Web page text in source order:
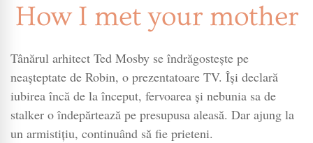
your
How I met your mother
Tânărul arhitect Ted Mosby se îndrăgosteşte pe
neaşteptate de Robin, o prezentatoare TV. Îşi declară
iubirea încă de la început, fervoarea şi nebunia sa de
stalker o îndepărtează pe presupusa aleasă. Dar ajung la
un armistiţiu, continuând să fie prieteni.